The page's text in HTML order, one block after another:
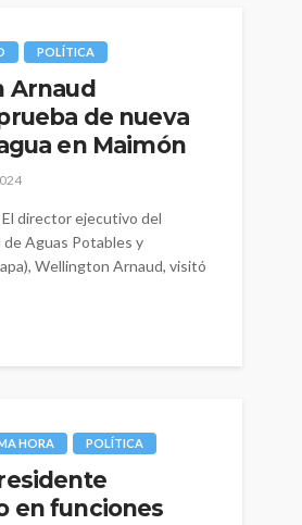
POLÍTICA
Arnaud
de nueva
en Maimón
director ejecutivo del
Aguas Potables y
Wellington Arnaud, visitó
HORA POLÍTICA
en funciones